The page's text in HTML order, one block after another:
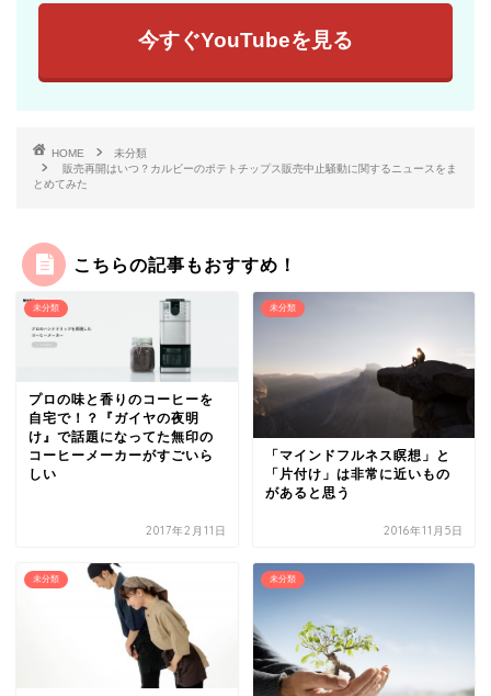
今すぐYouTubeを見る
HOME
未分類
販売再開はいつ？カルビーのポテトチップス販売中止騒動に関するニュースをま
とめてみた
こちらの記事もおすすめ！
未分類
プロの味と香りのコーヒーを
自宅で！？『ガイヤの夜明
け』で話題になってた無印の
コーヒーメーカーがすごいら
しい
2017年2月11日
未分類
「マインドフルネス瞑想」と
「片付け」は非常に近いもの
があると思う
2016年11月5日
未分類 未分類